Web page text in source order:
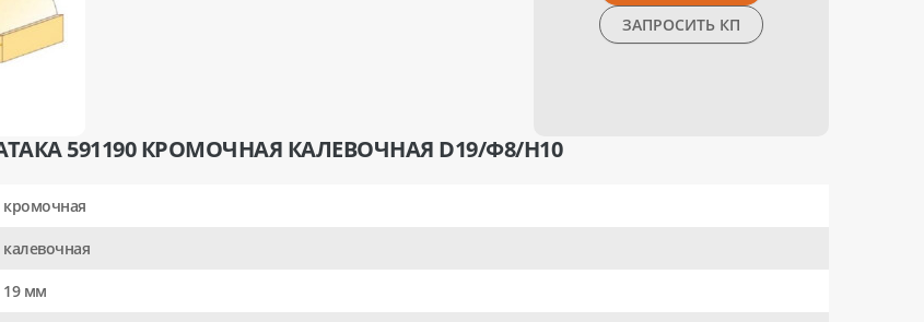
ЗАПРОСИТЬ КП
591190 КРОМОЧНАЯ КАЛЕВОЧНАЯ D19/Ф8/H10
кромочная
калевочная
19 мм